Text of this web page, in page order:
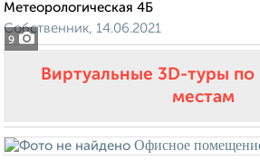
9
Метеорологическая 4Б
Собственник, 14.06.2021
Виртуальные 3D-туры
местам